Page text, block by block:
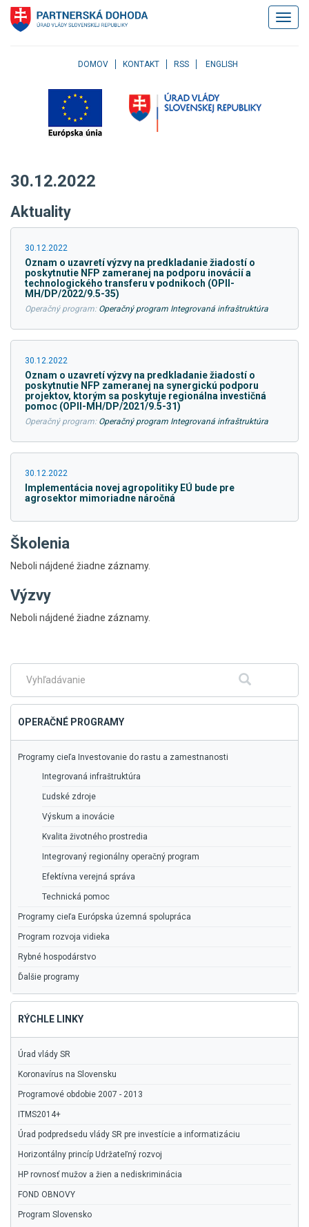
Klávesové
skratky
Skočiť
menu
na
Skočiť
pätičku
stránky
DOMOV KONTAKT RSS ENGLISH
30.12.2022
Aktuality
30.12.2022
Oznam o uzavretí výzvy na predkladanie žiadostí o
poskytnutie NFP zameranej na podporu inovácií a
technologického transferu v podnikoch (OPII-
MH/DP/2022/9.5-35)
Operačný program: Operačný program Integrovaná infraštruktúra
30.12.2022
Oznam o uzavretí výzvy na predkladanie žiadostí o
poskytnutie NFP zameranej na synergickú podporu
projektov, ktorým sa poskytuje regionálna investičná
pomoc (OPII-MH/DP/2021/9.5-31)
Operačný program: Operačný program Integrovaná infraštruktúra
30.12.2022
Implementácia novej agropolitiky EÚ bude pre
agrosektor mimoriadne náročná
Školenia
Neboli nájdené žiadne záznamy.
Výzvy
Neboli nájdené žiadne záznamy.
menu
Fulltextové
Hľadať
OPERAČNÉ PROGRAMY
Programy cieľa Investovanie do rastu a zamestnanosti
Integrovaná infraštruktúra
Ľudské zdroje
Výskum a inovácie
Kvalita životného prostredia
Integrovaný regionálny operačný program
Efektívna verejná správa
Technická pomoc
Programy cieľa Európska územná spolupráca
Program rozvoja vidieka
Rybné hospodárstvo
Ďalšie programy
RÝCHLE LINKY
Úrad vlády SR
Koronavírus na Slovensku
Programové obdobie 2007 - 2013
ITMS2014+
Úrad podpredsedu vlády SR pre investície a informatizáciu
Horizontálny princíp Udržateľný rozvoj
HP rovnosť mužov a žien a nediskriminácia
FOND OBNOVY
Program Slovensko